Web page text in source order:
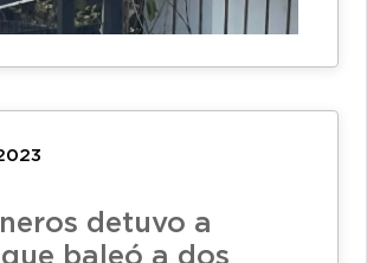
detuvo a
baleó a dos